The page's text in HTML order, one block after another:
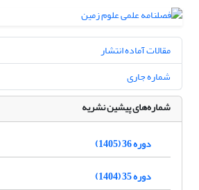
مقالات آماده انتشار
شماره جاری
شماره‌های پیشین نشریه
دوره 36 (1405)
دوره 35 (1404)